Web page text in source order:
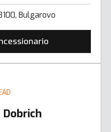
Bulgarovo
Dobrich